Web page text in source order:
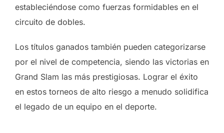
estableciéndose como fuerzas formidables en el
circuito de dobles.
Los títulos ganados también pueden categorizarse
por el nivel de competencia, siendo las victorias en
Grand Slam las más prestigiosas. Lograr el éxito
en estos torneos de alto riesgo a menudo solidifica
el legado de un equipo en el deporte.